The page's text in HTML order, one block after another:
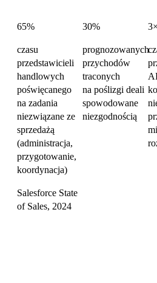
65%
czasu
przedstawicieli
handlowych
poświęcanego
na zadania
niezwiązane ze
sprzedażą
(administracja,
przygotowanie,
koordynacja)
Salesforce State
of Sales, 2024
30%
prognozowanych
przychodów
traconych
na poślizgi deali
spowodowane
niezgodnością
3×